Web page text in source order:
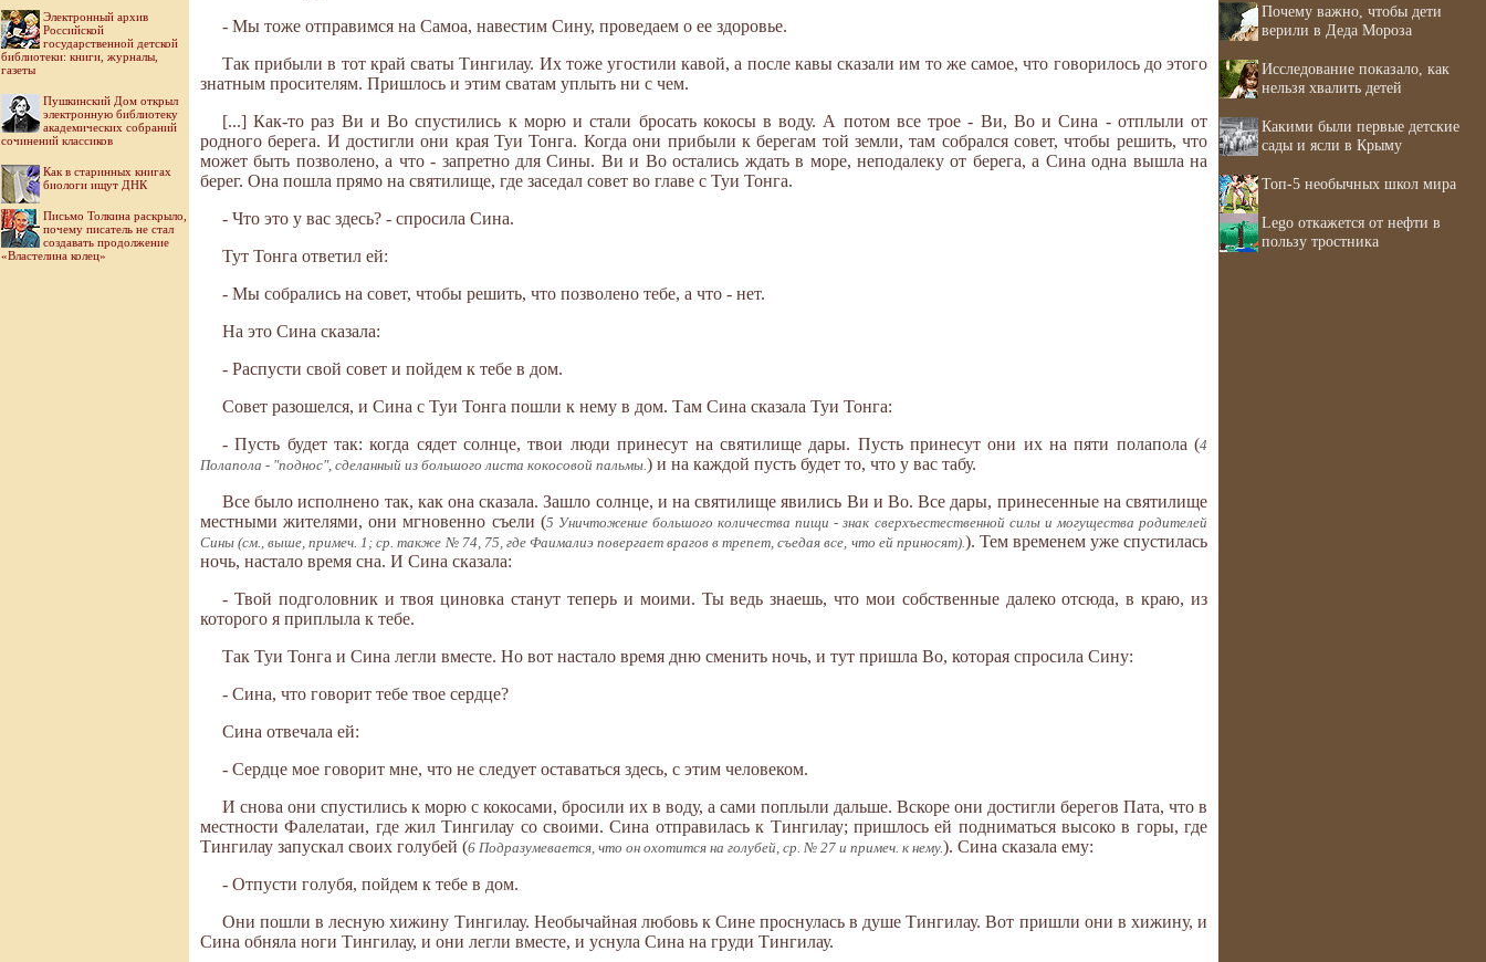
Электронный архив
Российской
государственной детской
библиотеки: книги, журналы,
газеты
Пушкинский Дом открыл
электронную библиотеку
академических собраний
сочинений классиков
Как в старинных книгах
биологи ищут ДНК
Письмо Толкина раскрыло,
почему писатель не стал
создавать продолжение
«Властелина колец»
- Мы тоже отправимся на Самоа, навестим Сину, проведаем о ее здоровье.
Так прибыли в тот край сваты Тингилау. Их тоже угостили кавой, а после кавы сказали им то же самое, что говорилось до этого
знатным просителям. Пришлось и этим сватам уплыть ни с чем.
[...] Как-то раз Ви и Во спустились к морю и стали бросать кокосы в воду. А потом все трое - Ви, Во и Сина - отплыли от
родного берега. И достигли они края Туи Тонга. Когда они прибыли к берегам той земли, там собрался совет, чтобы решить, что
может быть позволено, а что - запретно для Сины. Ви и Во остались ждать в море, неподалеку от берега, а Сина одна вышла на
берег. Она пошла прямо на святилище, где заседал совет во главе с Туи Тонга.
- Что это у вас здесь? - спросила Сина.
Тут Тонга ответил ей:
- Мы собрались на совет, чтобы решить, что позволено тебе, а что - нет.
На это Сина сказала:
- Распусти свой совет и пойдем к тебе в дом.
Совет разошелся, и Сина с Туи Тонга пошли к нему в дом. Там Сина сказала Туи Тонга:
- Пусть будет так: когда сядет солнце, твои люди принесут на святилище дары. Пусть принесут они их на пяти полапола (4
Полапола - "поднос", сделанный из большого листа кокосовой пальмы.) и на каждой пусть будет то, что у вас табу.
Все было исполнено так, как она сказала. Зашло солнце, и на святилище явились Ви и Во. Все дары, принесенные на святилище
местными жителями, они мгновенно съели (5 Уничтожение большого количества пищи - знак сверхъестественной силы и могущества родителей
Сины (см., выше, примеч. 1; ср. также № 74, 75, где Фаималиэ повергает врагов в трепет, съедая все, что ей приносят).). Тем временем уже спустилась
ночь, настало время сна. И Сина сказала:
- Твой подголовник и твоя циновка станут теперь и моими. Ты ведь знаешь, что мои собственные далеко отсюда, в краю, из
которого я приплыла к тебе.
Так Туи Тонга и Сина легли вместе. Но вот настало время дню сменить ночь, и тут пришла Во, которая спросила Сину:
- Сина, что говорит тебе твое сердце?
Сина отвечала ей:
- Сердце мое говорит мне, что не следует оставаться здесь, с этим человеком.
И снова они спустились к морю с кокосами, бросили их в воду, а сами поплыли дальше. Вскоре они достигли берегов Пата, что в
местности Фалелатаи, где жил Тингилау со своими. Сина отправилась к Тингилау; пришлось ей подниматься высоко в горы, где
Тингилау запускал своих голубей (6 Подразумевается, что он охотится на голубей, ср. № 27 и примеч. к нему.). Сина сказала ему:
- Отпусти голубя, пойдем к тебе в дом.
Они пошли в лесную хижину Тингилау. Необычайная любовь к Сине проснулась в душе Тингилау. Вот пришли они в хижину, и
Сина обняла ноги Тингилау, и они легли вместе, и уснула Сина на груди Тингилау.
Почему важно, чтобы дети
верили в Деда Мороза
Исследование показало, как
нельзя хвалить детей
Какими были первые детские
сады и ясли в Крыму
Топ-5 необычных школ мира
Lego откажется от нефти в
пользу тростника